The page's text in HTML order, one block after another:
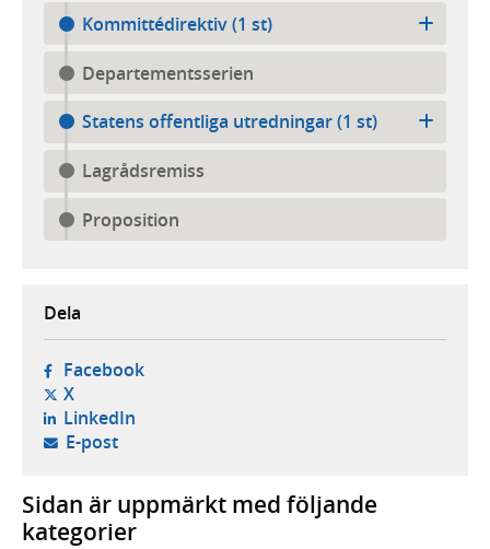
Kommittédirektiv (1 st)
Departementsserien
Statens offentliga utredningar (1 st)
Lagrådsremiss
Proposition
Dela
Facebook- öppnas i ny flik, extern webbplats,
X- öppnas i ny flik, extern webbplats,
LinkedIn- öppnas i ny flik, extern webbplats,
E-post- öppnar din e-postklient,
Sidan är uppmärkt med följande
kategorier